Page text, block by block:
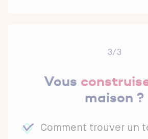
3/3
Vous
maison ?
Comment trouver un